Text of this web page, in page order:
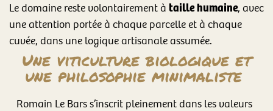
Le domaine reste volontairement à taille humaine, avec
une attention portée à chaque parcelle et à chaque
cuvée, dans une logique artisanale assumée.
Une viticulture biologique et
une philosophie minimaliste
Romain Le Bars s’inscrit pleinement dans les valeurs